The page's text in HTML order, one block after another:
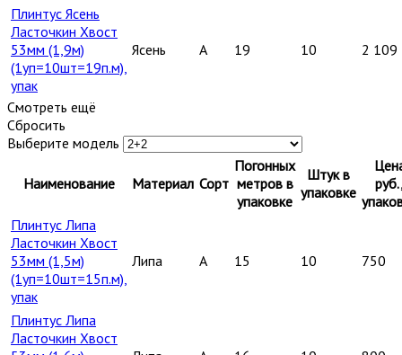
Плинтус Ясень
Ласточкин Хвост
53мм (1,9м)
(1уп=10шт=19п.м),
упак
Ясень A 19 10 2 109
Смотреть ещё
Сбросить
Выберите модель
Наименование Материал Сорт
Погонных
метров в
упаковке
Штук в
упаковке
Плинтус Липа
Ласточкин Хвост
53мм (1,5м)
(1уп=10шт=15п.м),
упак
Липа A 15 10 750
Плинтус Липа
Ласточкин Хвост